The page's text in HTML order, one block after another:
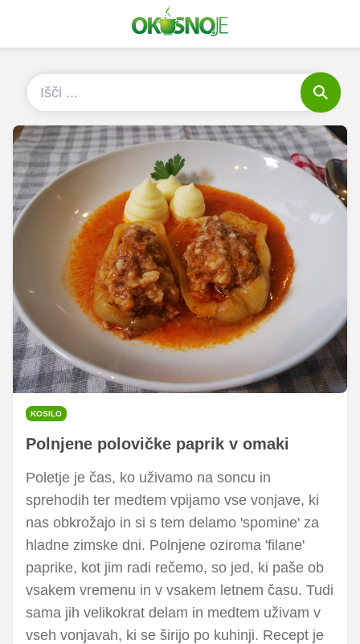
KOSILO
Polnjene polovičke paprik v omaki
Poletje je čas, ko uživamo na soncu in
sprehodih ter medtem vpijamo vse vonjave, ki
nas obkrožajo in si s tem delamo 'spomine' za
hladne zimske dni. Polnjene oziroma 'filane'
paprike, kot jim radi rečemo, so jed, ki paše ob
vsakem vremenu in v vsakem letnem času. Tudi
sama jih velikokrat delam in medtem uživam v
vseh vonjavah, ki se širijo po kuhinji. Recept je